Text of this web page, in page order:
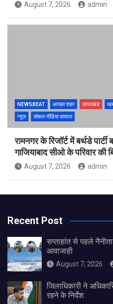
August 7, 2026 admin
NEWSBEAT आपका शहर उत्तराखंड
न्यूज़
सोशल मीडिया वायरल
रामनगर के रिजॉर्ट में बर्थडे
गाजियाबाद सीओ के परिवार की
August 7, 2026 admin
Recent Post
सप्ताहांत से पहले
आवाजाही
August 7, 2026
जिलाधिकारी ने
रहने के निर्देश